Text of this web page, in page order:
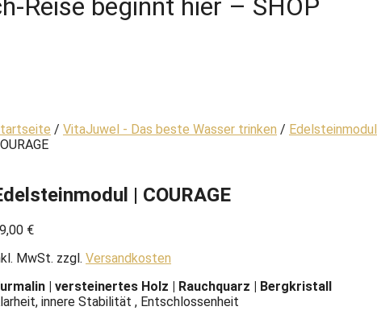
Reise beginnt hier – SHOP
/ VitaJuwel - Das beste Wasser trinken / Edelsteinmodul
| COURAGE
€
MwSt. zzgl. Versandkosten
| versteinertes Holz | Rauchquarz | Bergkristall
innere Stabilität , Entschlossenheit